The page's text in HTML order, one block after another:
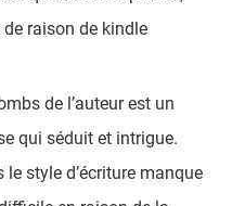
raison de kindle
de l’auteur est un
qui séduit et intrigue.
style d’écriture manque